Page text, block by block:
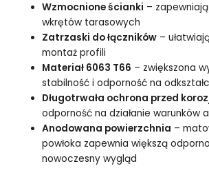
Wzmocnione ścianki –
wkrętów tarasowych
Zatrzaski do łączników –
montaż profili
Materiał 6063 T66 – zwiększona
stabilność i odporność na
Długotrwała ochrona przed
odporność na działanie warunków
Anodowana powierzchnia –
powłoka zapewnia większą
nowoczesny wygląd